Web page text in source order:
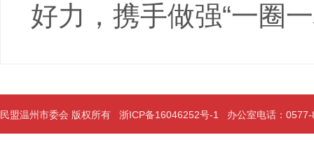
好力，携手做强“一圈
民盟温州市委会 版权所有 浙ICP备16046252号-1 办公室电话：